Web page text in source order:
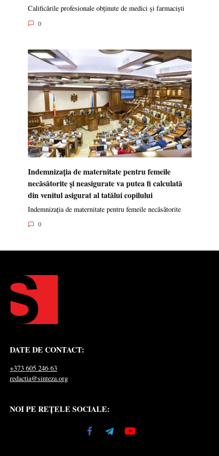
Calificările profesionale obținute de medici și farmaciști
0
Indemnizația de maternitate pentru femeile
necăsătorite și neasigurate va putea fi calculată
din venitul asigurat al tatălui copilului
Indemnizația de maternitate pentru femeile necăsătorite
0
DATE DE CONTACT:
+373 605 246 63
redactia@sinteza.org
NOI PE REȚELE SOCIALE: